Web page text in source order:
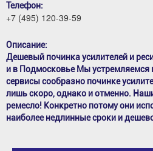
Телефон:
+7 (495) 120-39-59
Описание:
Дешевый починка усилителей и
и в Подмосковье Мы устремляемся
сервисы сообразно починке
лишь скоро, однако и отменно.
ремесло! Конкретно потому они
наиболее недлинные сроки и